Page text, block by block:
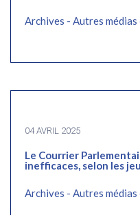
Archives - Autres
04 AVRIL 2025
Le Courrier
inefficaces, selon les
Archives - Autres